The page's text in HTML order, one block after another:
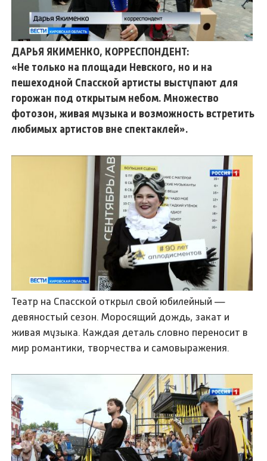
ДАРЬЯ ЯКИМЕНКО, КОРРЕСПОНДЕНТ:
«Не только на площади Невского, но и на
пешеходной Спасской артисты выступают для
горожан под открытым небом. Множество
фотозон, живая музыка и возможность встретить
любимых артистов вне спектаклей».
Театр на Спасской открыл свой юбилейный —
девяностый сезон. Моросящий дождь, закат и
живая музыка. Каждая деталь словно переносит в
мир романтики, творчества и самовыражения.